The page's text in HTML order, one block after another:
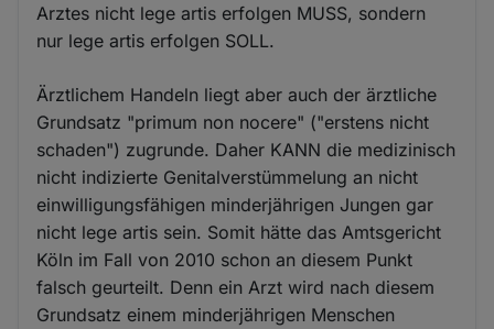
Arztes nicht lege artis erfolgen MUSS, sondern
nur lege artis erfolgen SOLL.
Ärztlichem Handeln liegt aber auch der ärztliche
Grundsatz "primum non nocere" ("erstens nicht
schaden") zugrunde. Daher KANN die medizinisch
nicht indizierte Genitalverstümmelung an nicht
einwilligungsfähigen minderjährigen Jungen gar
nicht lege artis sein. Somit hätte das Amtsgericht
Köln im Fall von 2010 schon an diesem Punkt
falsch geurteilt. Denn ein Arzt wird nach diesem
Grundsatz einem minderjährigen Menschen